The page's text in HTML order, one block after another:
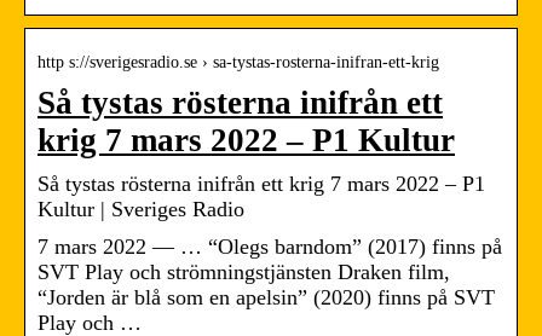
http s://sverigesradio.se › sa-tystas-rosterna-inifran-ett-krig
Så tystas rösterna inifrån ett
krig 7 mars 2022 – P1 Kultur
Så tystas rösterna inifrån ett krig 7 mars 2022 – P1
Kultur | Sveriges Radio
7 mars 2022 — … “Olegs barndom” (2017) finns på
SVT Play och strömningstjänsten Draken film,
“Jorden är blå som en apelsin” (2020) finns på SVT
Play och …